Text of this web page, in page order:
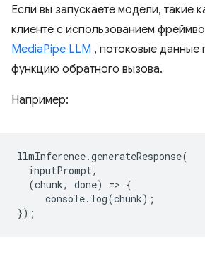
Если вы запускаете модели, такие
клиенте с использованием
MediaPipe LLM , потоковые данные
функцию обратного вызова.
Например:
llmInference.generateResponse(
inputPrompt,
(chunk, done) => {
console. log(chunk);
});